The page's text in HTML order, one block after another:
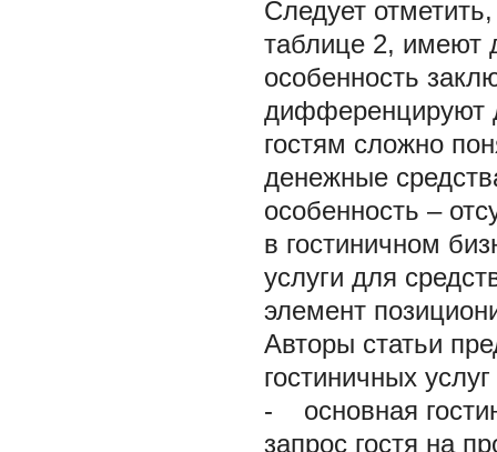
Следует
таблице 2, имеют
особенность
дифференцируют
гостям сложно
денежные
особенность –
в гостиничном
услуги для
элемент
Авторы статьи
гостиничных
-
основная
запрос гостя на